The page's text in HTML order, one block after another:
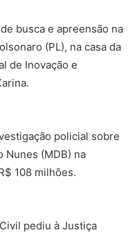
busca e apreensão na
(PL), na casa da
de Inovação e
policial sobre
(MDB) na
108 milhões.
pediu à Justiça